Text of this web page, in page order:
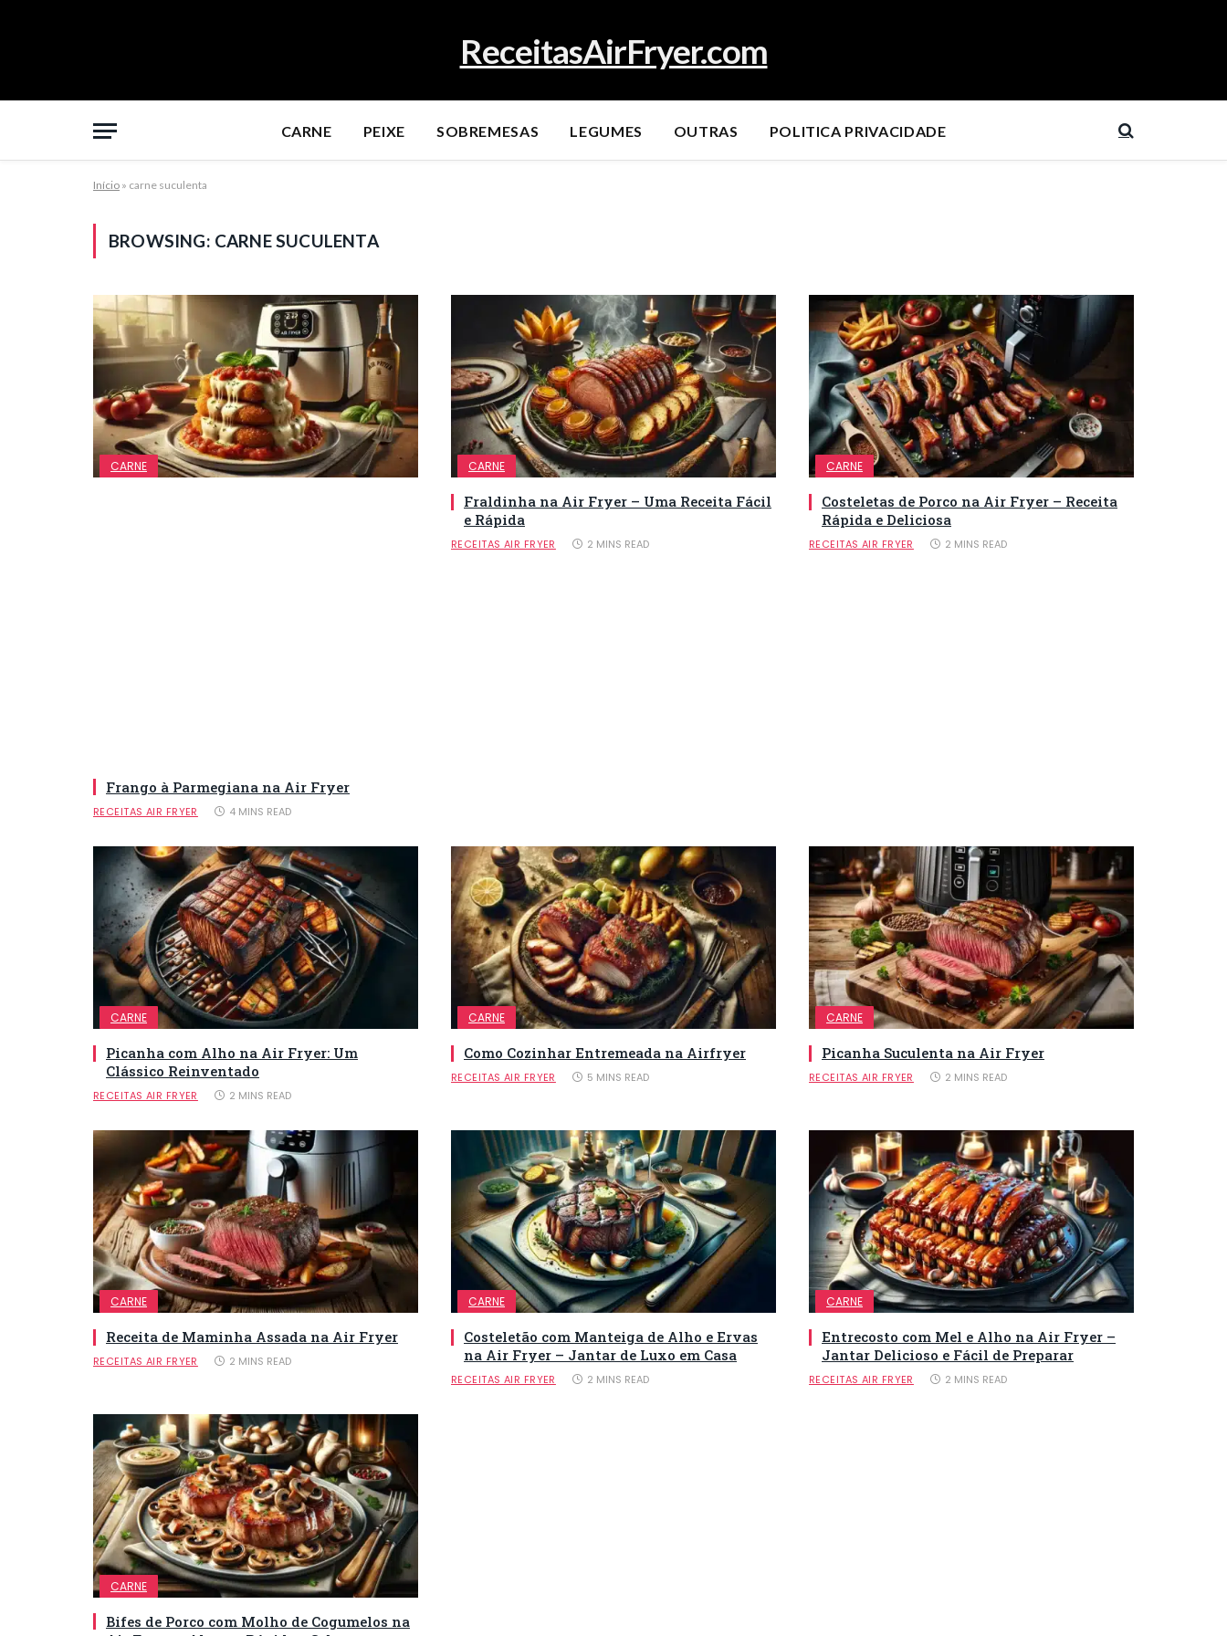
ReceitasAirFryer.com
CARNE PEIXE SOBREMESAS LEGUMES OUTRAS POLITICA PRIVACIDADE
Início » carne suculenta
BROWSING: CARNE SUCULENTA
CARNE
Frango à Parmegiana na Air Fryer
RECEITAS AIR FRYER 4 MINS READ
CARNE
Fraldinha na Air Fryer – Uma Receita Fácil
e Rápida
RECEITAS AIR FRYER 2 MINS READ
CARNE
Costeletas de Porco na Air Fryer – Receita
Rápida e Deliciosa
RECEITAS AIR FRYER 2 MINS READ
CARNE
Picanha com Alho na Air Fryer: Um
Clássico Reinventado
RECEITAS AIR FRYER 2 MINS READ
CARNE
Como Cozinhar Entremeada na Airfryer
RECEITAS AIR FRYER 5 MINS READ
CARNE
Picanha Suculenta na Air Fryer
RECEITAS AIR FRYER 2 MINS READ
CARNE
Receita de Maminha Assada na Air Fryer
RECEITAS AIR FRYER 2 MINS READ
CARNE
Costeletão com Manteiga de Alho e Ervas
na Air Fryer – Jantar de Luxo em Casa
RECEITAS AIR FRYER 2 MINS READ
CARNE
Entrecosto com Mel e Alho na Air Fryer –
Jantar Delicioso e Fácil de Preparar
RECEITAS AIR FRYER 2 MINS READ
CARNE
Bifes de Porco com Molho de Cogumelos na